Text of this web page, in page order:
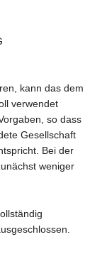
kann das dem
verwendet
so dass
Gesellschaft
Bei der
weniger